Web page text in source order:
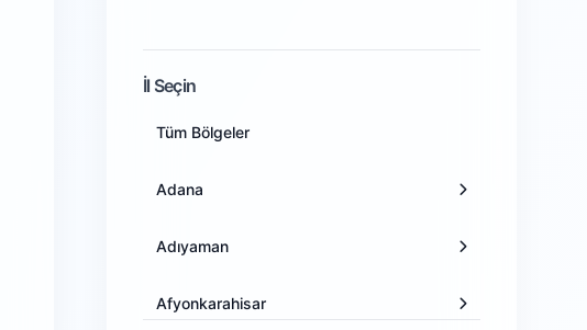
İl Seçin
Tüm Bölgeler
Adana
Adıyaman
Afyonkarahisar